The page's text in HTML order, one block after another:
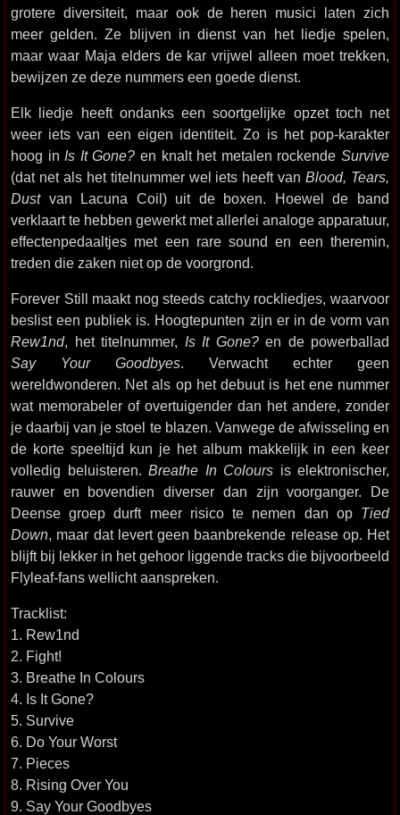
grotere diversiteit, maar ook de heren musici laten zich
meer gelden. Ze blijven in dienst van het liedje spelen,
maar waar Maja elders de kar vrijwel alleen moet trekken,
bewijzen ze deze nummers een goede dienst.
Elk liedje heeft ondanks een soortgelijke opzet toch net
weer iets van een eigen identiteit. Zo is het pop-karakter
hoog in Is It Gone? en knalt het metalen rockendeSurvive
(dat net als het titelnummer wel iets heeft vanBlood, Tears,
Dustvan Lacuna Coil) uit de boxen. Hoewel de band
verklaart te hebben gewerkt met allerlei analoge apparatuur,
effectenpedaaltjes met een rare sound en een theremin,
treden die zaken niet op de voorgrond.
Forever Still maakt nog steeds catchy rockliedjes, waarvoor
beslist een publiek is. Hoogtepunten zijn er in de vorm van
Rew1nd, het titelnummer, Is It Gone?en de powerballad
Say Your Goodbyes. Verwacht echter geen
wereldwonderen. Net als op het debuut is het ene nummer
wat memorabeler of overtuigender dan het andere, zonder
je daarbij van je stoel te blazen. Vanwege de afwisseling en
de korte speeltijd kun je het album makkelijk in een keer
volledig beluisteren. Breathe In Colours is elektronischer,
rauwer en bovendien diverser dan zijn voorganger. De
Deense groep durft meer risico te nemen dan op Tied
Down, maar dat levert geen baanbrekende release op. Het
blijft bij lekker in het gehoor liggende tracks die bijvoorbeeld
Flyleaf-fans wellicht aanspreken.
Tracklist:
1. Rew1nd
2. Fight!
3. Breathe In Colours
4. Is It Gone?
5. Survive
6. Do Your Worst
7. Pieces
8. Rising Over You
9. Say Your Goodbyes